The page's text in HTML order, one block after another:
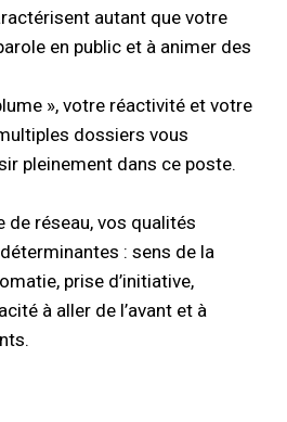
autant que votre
en public et à animer des
», votre réactivité et votre
dossiers vous
pleinement dans ce poste.
de réseau, vos qualités
: sens de la
prise d’initiative,
à aller de l’avant et à